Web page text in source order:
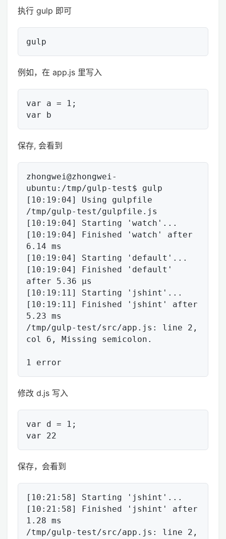
执行 gulp 即可
例如，在 app.js 里写入
var a = 1;
保存, 会看到
zhongwei@zhongwei-
ubuntu:/tmp/gulp-test$ gulp
[10:19:04] Using gulpfile
/tmp/gulp-test/gulpfile.js
[10:19:04] Starting 'watch'...
[10:19:04] Finished 'watch' after
6.14 ms
[10:19:04] Starting 'default'...
[10:19:04] Finished 'default'
after 5.36 μs
[10:19:11] Starting 'jshint'...
[10:19:11] Finished 'jshint' after
5.23 ms
/tmp/gulp-test/src/app.js: line 2,
col 6, Missing semicolon.
修改 d.js 写入
var d = 1;
保存，会看到
[10:21:58] Starting 'jshint'...
[10:21:58] Finished 'jshint' after
1.28 ms
/tmp/gulp-test/src/app.js: line 2,